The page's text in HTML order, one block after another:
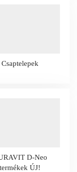
Csaptelepek
D-Neo
termékek ÚJ!